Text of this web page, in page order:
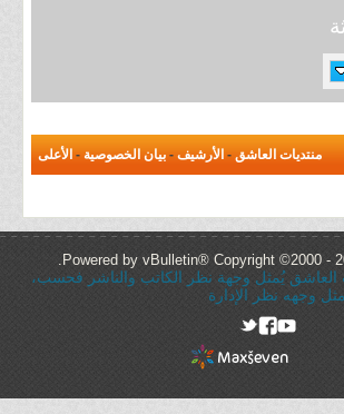
منتديات العاشق - الأرشيف - بيان الخصوصية - الأعلى
Powered by vBulletin® Copyright ©2000 -
يُمثل وجهة نظر الكاتب والناشر فحسب،
وجهه نظر الإدارة